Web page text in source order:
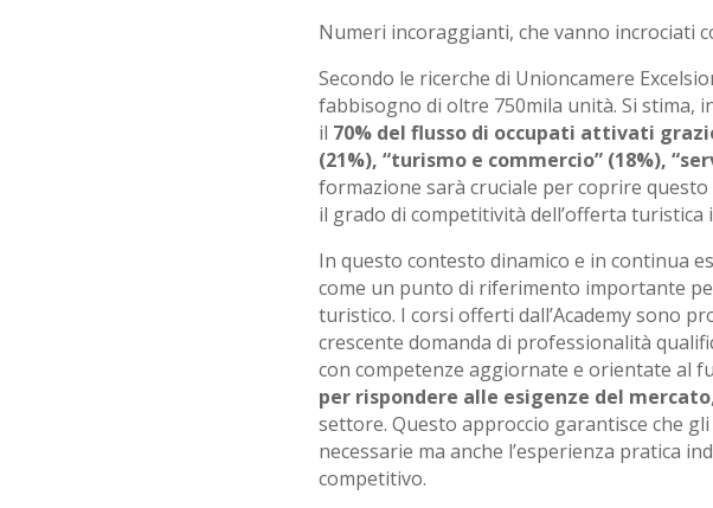
Numeri incoraggianti, che vanno incrociati
Secondo le ricerche di Unioncamere
fabbisogno di oltre 750mila unità. Si stima,
il 70% del flusso di occupati attivati
(21%), “turismo e commercio” (18%),
formazione sarà cruciale per coprire
il grado di competitività dell’offerta turistica
In questo contesto dinamico e in continua
come un punto di riferimento importante
turistico. I corsi offerti dall’Academy sono
crescente domanda di professionalità
con competenze aggiornate e orientate al
per rispondere alle esigenze del mercato
settore. Questo approccio garantisce che
necessarie ma anche l’esperienza pratica
competitivo.